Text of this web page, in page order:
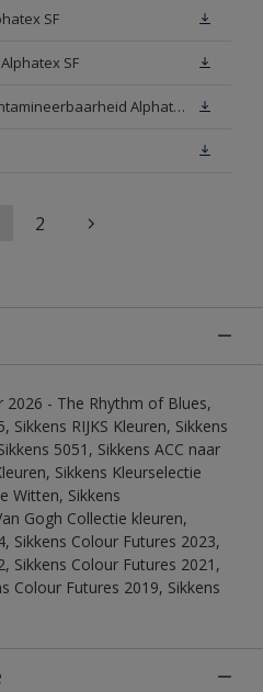
SF
SF
Technical Report decontamineerbaarheid Alphatex SF
2
2026 - The Rhythm of Blues,
Sikkens RIJKS Kleuren, Sikkens
5051, Sikkens ACC naar
Sikkens Kleurselectie
Witten, Sikkens
Gogh Collectie kleuren,
Sikkens Colour Futures 2023,
Sikkens Colour Futures 2021,
Colour Futures 2019, Sikkens